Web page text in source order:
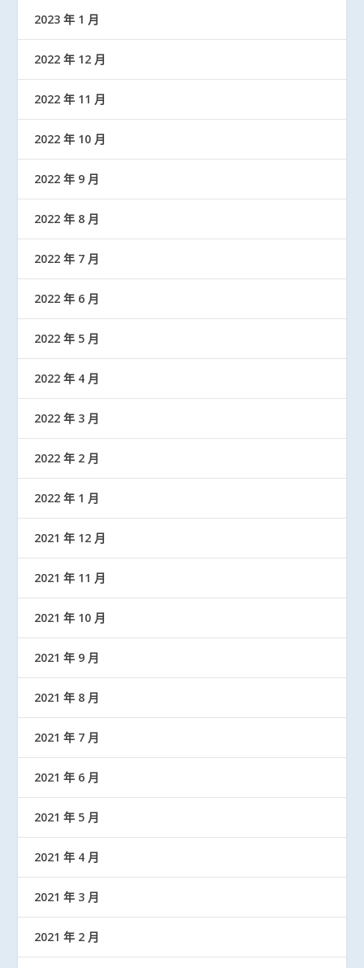
2023 年 1 月
2022 年 12 月
2022 年 11 月
2022 年 10 月
2022 年 9 月
2022 年 8 月
2022 年 7 月
2022 年 6 月
2022 年 5 月
2022 年 4 月
2022 年 3 月
2022 年 2 月
2022 年 1 月
2021 年 12 月
2021 年 11 月
2021 年 10 月
2021 年 9 月
2021 年 8 月
2021 年 7 月
2021 年 6 月
2021 年 5 月
2021 年 4 月
2021 年 3 月
2021 年 2 月